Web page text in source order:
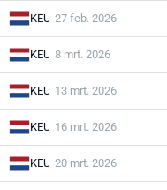
KEU 27 feb. 2026
KEU 8 mrt. 2026
KEU 13 mrt. 2026
KEU 16 mrt. 2026
KEU 20 mrt. 2026